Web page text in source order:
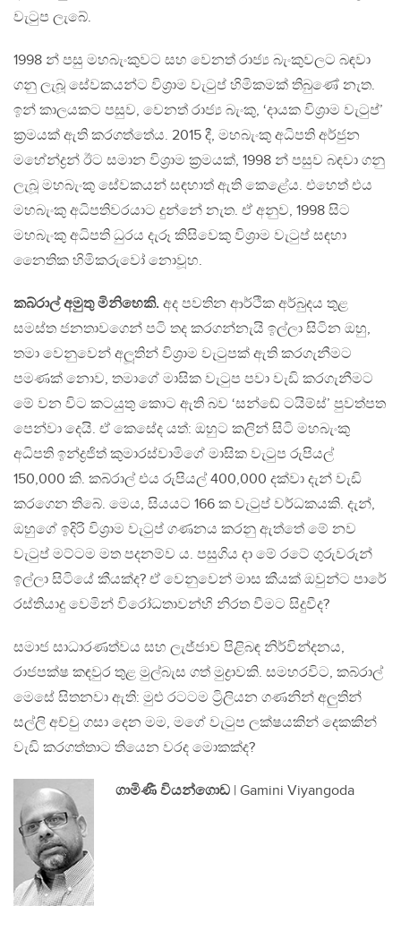
වැටුප ලැබේ.
1998 න් පසු මහබැංකුවට සහ වෙනත් රාජ්‍ය බැංකුවලට බඳවා
ගනු ලැබූ සේවකයන්ට විශ්‍රාම වැටුප් හිමිකමක් තිබුණේ නැත.
ඉන් කාලයකට පසුව, වෙනත් රාජ්‍ය බැංකු, ‘දායක විශ්‍රාම වැටුප්’
ක්‍රමයක් ඇති කරගත්තේය. 2015 දී, මහබැංකු අධිපති අර්ජුන
මහේන්ද්‍රන් ඊට සමාන විශ්‍රාම ක්‍රමයක්, 1998 න් පසුව බඳවා ගනු
ලැබූ මහබැංකු සේවකයන් සඳහාත් ඇති කෙළේය. එහෙත් එය
මහබැංකු අධිපතිවරයාට දුන්නේ නැත. ඒ අනුව, 1998 සිට
මහබැංකු අධිපති ධුරය දැරූ කිසිවෙකු විශ්‍රාම වැටුප් සඳහා
නෛතික හිමිකරුවෝ නොවූහ.
කබ්රාල් අමුතු මිනිහෙකි. අද පවතින ආර්ථික අර්බුදය තුළ
සමස්ත ජනතාවගෙන් පටි තද කරගන්නැයි ඉල්ලා සිටින ඔහු,
තමා වෙනුවෙන් අලූතින් විශ්‍රාම වැටුපක් ඇති කරගැනීමට
පමණක් නොව, තමාගේ මාසික වැටුප පවා වැඩි කරගැනීමට
මේ වන විට කටයුතු කොට ඇති බව ‘සන්ඬේ ටයිම්ස්’ පුවත්පත
පෙන්වා දෙයි. ඒ කෙසේද යත්: ඔහුට කලින් සිටි මහබැංකු
අධිපති ඉන්ද්‍රජිත් කුමාරස්වාමිගේ මාසික වැටුප රුපියල්
150,000 කි. කබ්රාල් එය රුපියල් 400,000 දක්වා දැන් වැඩි
කරගෙන තිබේ. මෙය, සියයට 166 ක වැටුප් වර්ධකයකි. දැන්,
ඔහුගේ ඉදිරි විශ්‍රාම වැටුප් ගණනය කරනු ඇත්තේ මේ නව
වැටුප් මට්ටම මත පදනම්ව ය. පසුගිය දා මේ රටේ ගුරුවරුන්
ඉල්ලා සිටියේ කීයක්ද? ඒ වෙනුවෙන් මාස කීයක් ඔවුන්ට පාරේ
රස්තියාදු වෙමින් විරෝධතාවන්හි නිරත වීමට සිදුවීද?
සමාජ සාධාරණත්වය සහ ලැජ්ජාව පිළිබඳ නිර්වින්දනය,
රාජපක්ෂ කඳවුර තුළ මුල්බැස ගත් මුද්‍රාවකි. සමහරවිට, කබ්රාල්
මෙසේ සිතනවා ඇති: මුළු රටටම ට්‍රිලියන ගණනින් අලුතින්
සල්ලි අච්චු ගසා දෙන මම, මගේ වැටුප ලක්ෂයකින් දෙකකින්
වැඩි කරගත්තාට තියෙන වරද මොකක්ද?
ගාමිණී වියන්ගොඩ | Gamini Viyangoda